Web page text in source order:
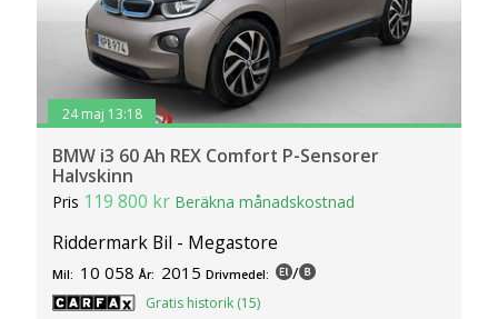
24 maj 13:18
BMW i3 60 Ah REX Comfort P-Sensorer
Halvskinn
Pris 119 800 kr Beräkna månadskostnad
Riddermark Bil - Megastore
Mil: 10 058 År: 2015 Drivmedel: /
Gratis historik (15)